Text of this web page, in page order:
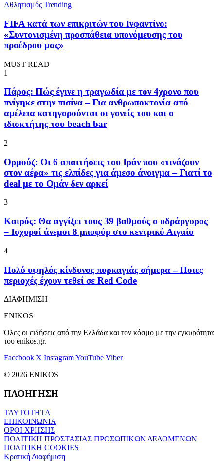
Αθλητισμός Trending
FIFA κατά των επικριτών του Ινφαντίνο:
«Συντονισμένη προσπάθεια υπονόμευσης του
προέδρου μας»
MUST READ
1
Πάρος: Πώς έγινε η τραγωδία με τον 4χρονο που
πνίγηκε στην πισίνα – Για ανθρωποκτονία από
αμέλεια κατηγορούνται οι γονείς του και ο
ιδιοκτήτης του beach bar
2
Ορμούζ: Οι 6 απαιτήσεις του Ιράν που «τινάζουν
στον αέρα» τις ελπίδες για άμεσο άνοιγμα – Γιατί το
deal με το Ομάν δεν αρκεί
3
Καιρός: Θα αγγίξει τους 39 βαθμούς ο υδράργυρος
– Ισχυροί άνεμοι 8 μποφόρ στο κεντρικό Αιγαίο
4
Πολύ υψηλός κίνδυνος πυρκαγιάς σήμερα – Ποιες
περιοχές έχουν τεθεί σε Red Code
ΔΙΑΦΗΜΙΣΗ
ENIKOS
Όλες οι ειδήσεις από την Ελλάδα και τον κόσμο με την εγκυρότητα
του enikos.gr.
Facebook X InstagramYouTube Viber
© 2026 ENIKOS
ΠΛΟΗΓΗΣΗ
ΤΑΥΤΟΤΗΤΑ
ΕΠΙΚΟΙΝΩΝΙΑ
ΟΡΟΙ ΧΡΗΣΗΣ
ΠΟΛΙΤΙΚΗ ΠΡΟΣΤΑΣΙΑΣ ΠΡΟΣΩΠΙΚΩΝ ΔΕΔΟΜΕΝΩΝ
ΠΟΛΙΤΙΚΗ COOKIES
Κρατική Διαφήμιση